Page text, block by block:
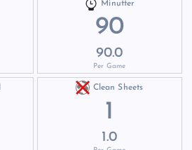
Minutter
90
90.0
Per Game
Clean Sheets
1
1.0